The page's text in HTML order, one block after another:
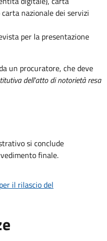
nazionale dei servizi
per la presentazione
un procuratore, che deve
dell'atto di notorietà resa
si conclude
finale.
il rilascio del